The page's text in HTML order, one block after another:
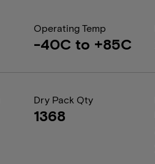
Operating Temp
-40C to +85C
Dry Pack Qty
1368